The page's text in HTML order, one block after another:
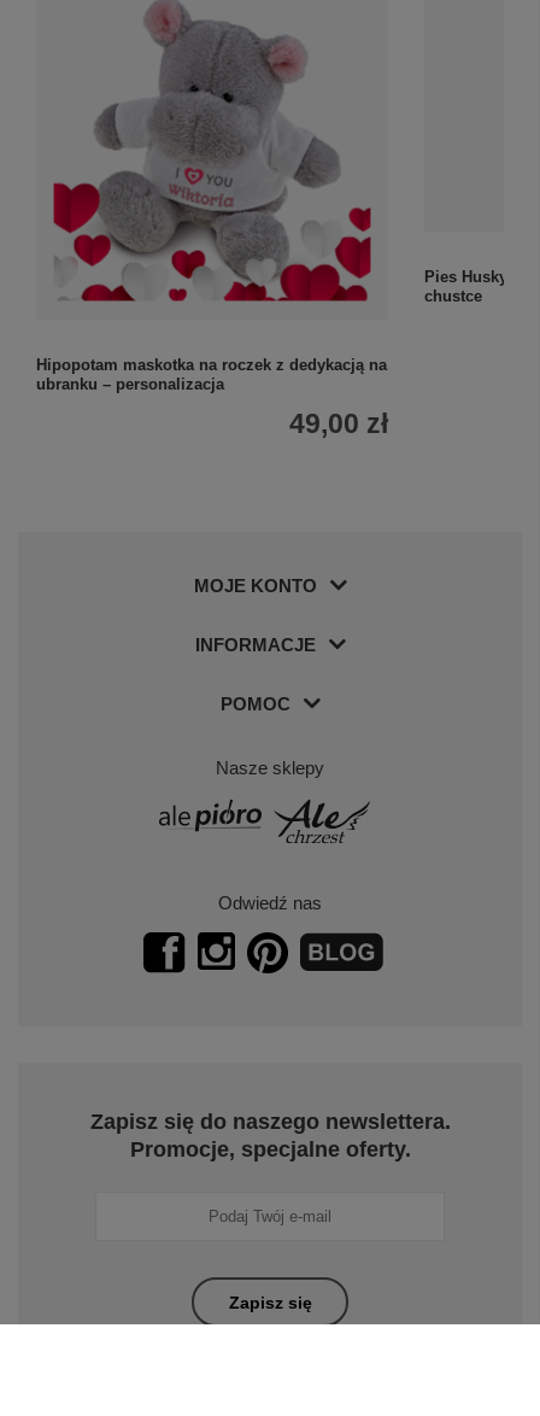
Hipopotam maskotka na roczek z dedykacją na
ubranku – personalizacja
49,00 zł
Pies Husky
chustce
MOJE KONTO
INFORMACJE
POMOC
Nasze sklepy
Odwiedź nas
Zapisz się do naszego newslettera.
Promocje, specjalne oferty.
Zapisz się